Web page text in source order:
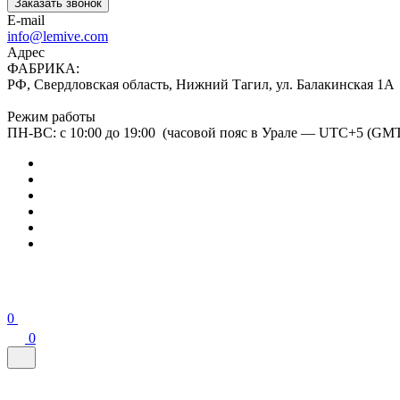
Заказать звонок
E-mail
info@lemive.com
Адрес
ФАБРИКА:
РФ, Свердловская область, Нижний Тагил, ул. Балакинская 1А
Режим работы
ПН-ВС: с 10:00 до 19:00 (часовой пояс в Урале — UTC+5
0
0